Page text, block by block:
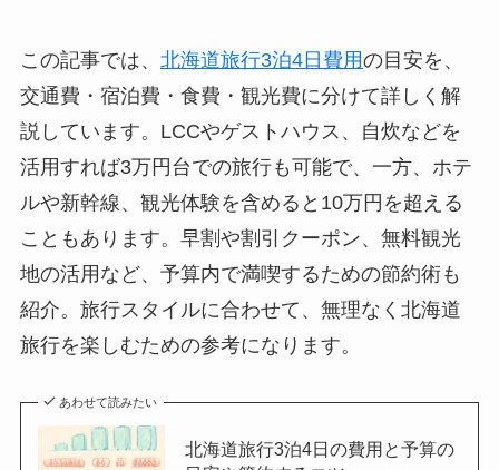
この記事では、 北海道旅行3泊4日費用の目安を、
交通費・宿泊費・食費・観光費に分けて詳しく解
説しています。LCCやゲストハウス、自炊などを
活用すれば3万円台での旅行も可能で、一方、ホテ
ルや新幹線、観光体験を含めると10万円を超える
こともあります。早割や割引クーポン、無料観光
地の活用など、予算内で満喫するための節約術も
紹介。旅行スタイルに合わせて、無理なく北海道
旅行を楽しむための参考になります。
あわせて読みたい
北海道旅行3泊4日の費用と予算の